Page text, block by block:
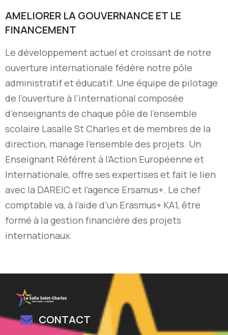
AMELIORER LA GOUVERNANCE ET LE
FINANCEMENT
Le développement actuel et croissant de notre
ouverture internationale fédère notre pôle
administratif et éducatif. Une équipe de pilotage
de l’ouverture à l’international composée
d’enseignants de chaque pôle de l’ensemble
scolaire Lasalle St Charles et de membres de la
direction, manage l’ensemble des projets. Un
Enseignant Référent à l’Action Européenne et
Internationale, offre ses expertises et fait le lien
avec la DAREIC et l’agence Ersamus+. Le chef
comptable va, à l’aide d’un Erasmus+ KA1, être
formé à la gestion financière des projets
internationaux.
CONTACT